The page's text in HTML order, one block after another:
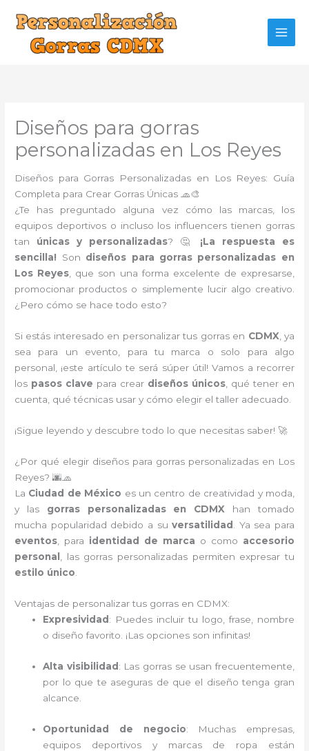
contenido
Diseños para gorras
personalizadas en Los Reyes
Diseños para Gorras Personalizadas en Los Reyes: Guía
Completa para Crear Gorras Únicas 🧢🎨
¿Te has preguntado alguna vez cómo las marcas, los
equipos deportivos o incluso los influencers tienen gorras
tan únicas y personalizadas? 🤔 ¡La respuesta es
sencilla! Son diseños para gorras personalizadas en
Los Reyes, que son una forma excelente de expresarse,
promocionar productos o simplemente lucir algo creativo.
¿Pero cómo se hace todo esto?
Si estás interesado en personalizar tus gorras en CDMX , ya
sea para un evento, para tu marca o solo para algo
personal, ¡este artículo te será súper útil! Vamos a recorrer
los pasos clave para crear diseños únicos , qué tener en
cuenta, qué técnicas usar y cómo elegir el taller adecuado.
¡Sigue leyendo y descubre todo lo que necesitas saber! 🚀
¿Por qué elegir diseños para gorras personalizadas en Los
Reyes? 🌆🧢
La Ciudad de México es un centro de creatividad y moda,
y las gorras personalizadas en CDMX han tomado
mucha popularidad debido a suversatilidad
. Ya sea para
eventos , para identidad de marca o como accesorio
personal
, las gorras personalizadas permiten expresar tu
estilo único
Ventajas de personalizar tus gorras en CDMX:
Expresividad : Puedes incluir tu logo, frase, nombre
o diseño favorito. ¡Las opciones son infinitas!
Alta visibilidad : Las gorras se usan frecuentemente,
por lo que te aseguras de que el diseño tenga gran
alcance.
Oportunidad de negocio: Muchas empresas,
equipos deportivos y marcas de ropa están